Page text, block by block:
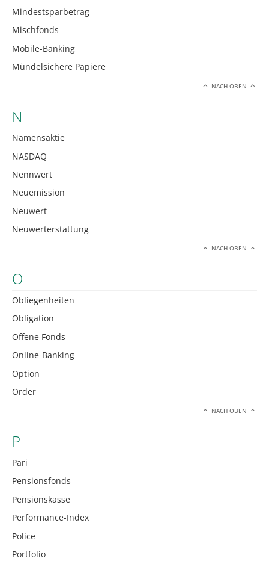
Mindestsparbetrag
Mischfonds
Mobile-Banking
Mündelsichere Papiere
NACH OBEN
N
Namensaktie
NASDAQ
Nennwert
Neuemission
Neuwert
Neuwerterstattung
NACH OBEN
O
Obliegenheiten
Obligation
Offene Fonds
Online-Banking
Option
Order
NACH OBEN
P
Pari
Pensionsfonds
Pensionskasse
Performance-Index
Police
Portfolio